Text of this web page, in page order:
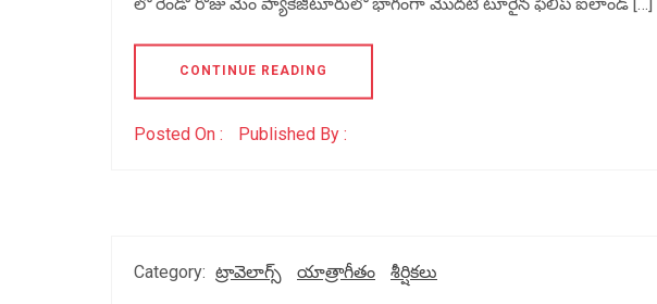
CONTINUE READING
Posted On : Published By :
Category: ట్రావెలాగ్స్ యాత్రాగీతం శీర్షికలు